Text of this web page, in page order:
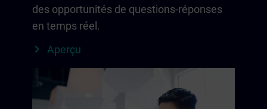
des opportunités de questions-réponses
en temps réel.
Aperçu